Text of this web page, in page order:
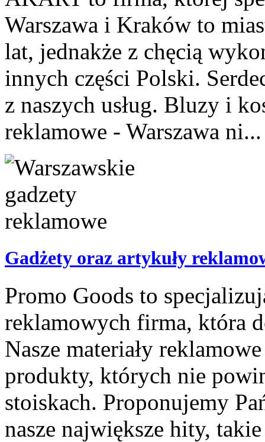
Warszawa i Kraków to
lat, jednakże z chęcią
innych części Polski.
z naszych usług. Bluzy i
reklamowe - Warszawa ni...
Gadżety oraz artykuły
Promo Goods to
reklamowych firma, która
Nasze materiały
produkty, których nie
stoiskach. Proponujemy
nasze największe hity,